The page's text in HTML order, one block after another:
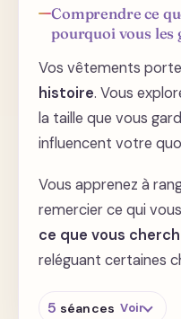
Comprendre ce
pourquoi vous les
Vos vêtements
histoire. Vous
la taille que vous
influencent votre
Vous apprenez à
remercier ce qui
ce que vous
reléguant certaines
5 séances Voir